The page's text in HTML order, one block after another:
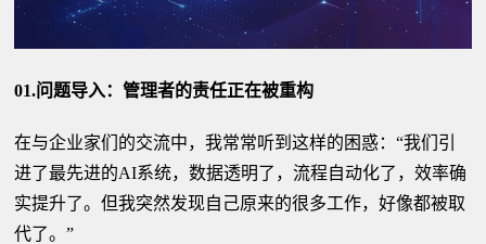
01.问题导入：管理者的责任正在被重构
在与企业家们的交流中，我常常听到这样的困惑：“我们引
进了最先进的AI系统，数据透明了，流程自动化了，效率确
实提升了。但我突然发现自己原来的很多工作，好像都被取
代了。”